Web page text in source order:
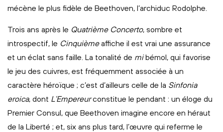
mécène le plus fidèle de Beethoven, l’archiduc Rodolphe.
Trois ans après le Quatrième Concerto, sombre et
introspectif, le Cinquièmeaffiche il est vrai une assurance
et un éclat sans faille. La tonalité de mibémol, qui favorise
le jeu des cuivres, est fréquemment associée à un
caractère héroïque ; c’est d’ailleurs celle de la Sinfonia
eroica, dont L’Empereurconstitue le pendant : un éloge du
Premier Consul, que Beethoven imagine encore en héraut
de la Liberté ; et, six ans plus tard, l’œuvre qui referme le